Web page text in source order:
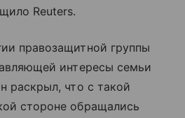
Reuters.
правозащитной группы
интересы семьи
раскрыл, что с такой
стороне обращались